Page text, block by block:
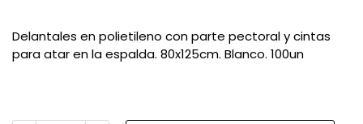
Delantales en polietileno con parte pectoral y cintas
para atar en la espalda. 80x125cm. Blanco. 100un